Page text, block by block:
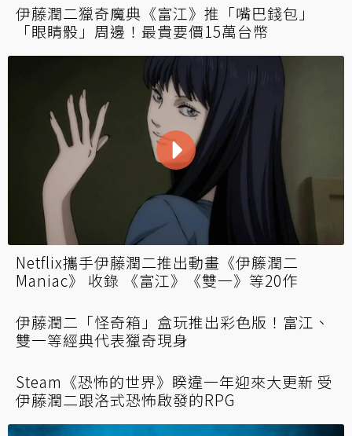
伊藤潤二獵奇魔典《富江》推「嘴巴錢包」
「眼睛骰」周邊！最貴要價15萬台幣
Netflix攜手伊藤潤二推出動畫《伊籐潤二
Maniac》 收錄 《富江》《雙一》等20作